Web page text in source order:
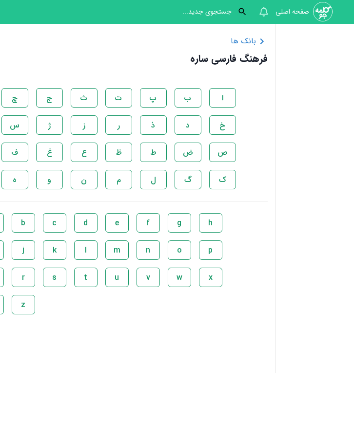
صفحه اصلی
بانک ها
فرهنگ فارسی ساره
ا ب پ ت ث ج چ
خ د ذ ر ز ژ س
ص ض ط ظ ع غ ف
ک گ ل م ن و ه
b c d e f g h
j k l m n o p
r s t u v w x
z